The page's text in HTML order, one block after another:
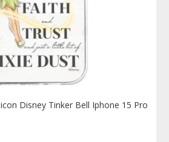
Disney Tinker Bell Iphone 15 Pro